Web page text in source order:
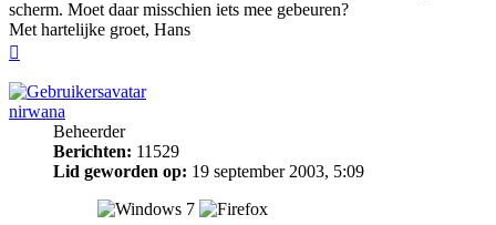
scherm. Moet daar misschien iets mee gebeuren?
Met hartelijke groet, Hans
nirwana
Beheerder
Berichten: 11529
Lid geworden op: 19 september 2003, 5:09